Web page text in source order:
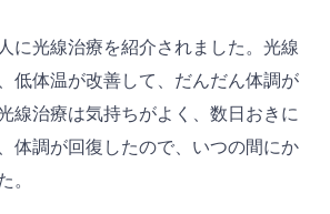
に光線治療を紹介されました。光線
低体温が改善して、だんだん体調が
線治療は気持ちがよく、数日おきに
体調が回復したので、いつの間にか
。